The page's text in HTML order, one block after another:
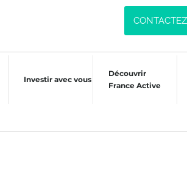
Investir avec vous
Découvrir
France Active